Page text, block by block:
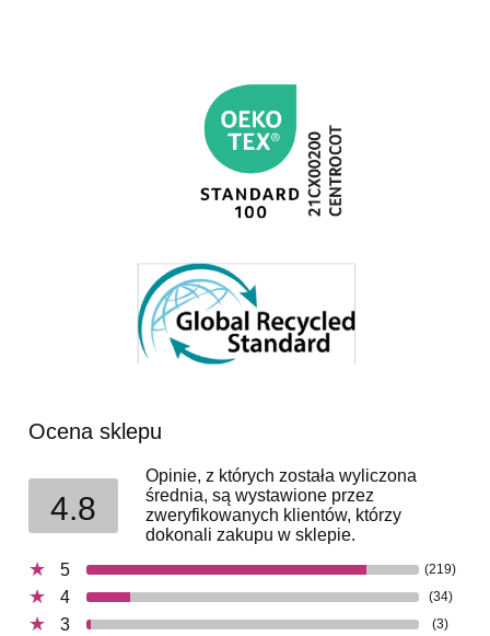
Ocena sklepu
4.8
Opinie, z których została wyliczona
średnia, są wystawione przez
zweryfikowanych klientów, którzy
dokonali zakupu w sklepie.
5
(219)
4 (34)
3 (3)